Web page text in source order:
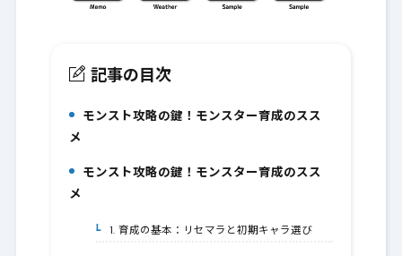
記事の目次
モンスト攻略の鍵！モンスター育成のスス
メ
モンスト攻略の鍵！モンスター育成のスス
メ
2-1. 1. 育成の基本：リセマラと初期キャラ選び